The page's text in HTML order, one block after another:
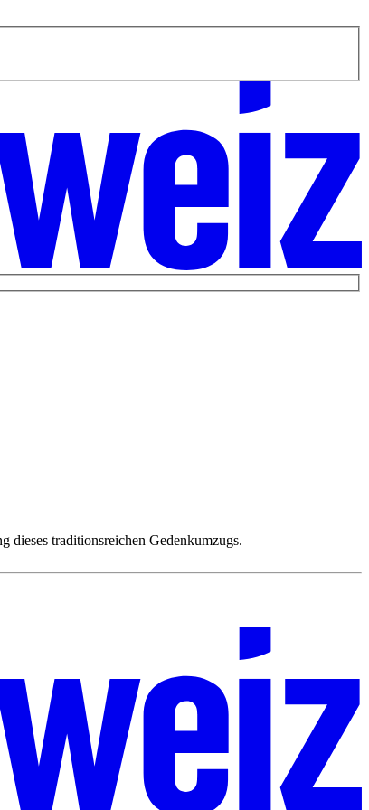
dieses traditionsreichen Gedenkumzugs.